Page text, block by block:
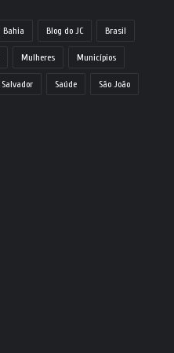
Bahia Blog do JC Brasil
Mulheres Municípios
Salvador Saúde São João